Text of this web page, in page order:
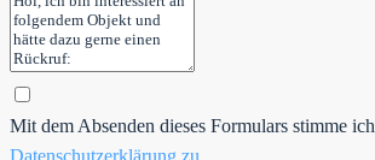
Mit dem Absenden dieses Formulars stimme ich